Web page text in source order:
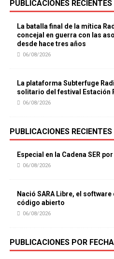
PUBLICACIONES RECIENTES
La batalla final de la mítica
concejal en guerra con las
desde hace tres años
06/08/2026
La plataforma Subterfuge
solitario del festival Estación
06/08/2026
PUBLICACIONES RECIENTES
Especial en la Cadena SER
06/08/2026
Nació SARA Libre, el
código abierto
06/08/2026
PUBLICACIONES POR FECHA